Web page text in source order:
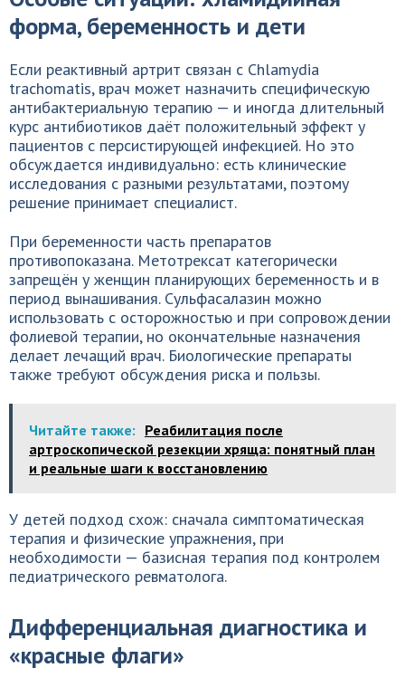
форма, беременность и дети
Если реактивный артрит связан с Chlamydia
trachomatis, врач может назначить специфическую
антибактериальную терапию — и иногда длительный
курс антибиотиков даёт положительный эффект у
пациентов с персистирующей инфекцией. Но это
обсуждается индивидуально: есть клинические
исследования с разными результатами, поэтому
решение принимает специалист.
При беременности часть препаратов
противопоказана. Метотрексат категорически
запрещён у женщин планирующих беременность и в
период вынашивания. Сульфасалазин можно
использовать с осторожностью и при сопровождении
фолиевой терапии, но окончательные назначения
делает лечащий врач. Биологические препараты
также требуют обсуждения риска и пользы.
Читайте также: Реабилитация после
артроскопической резекции хряща: понятный план
и реальные шаги к восстановлению
У детей подход схож: сначала симптоматическая
терапия и физические упражнения, при
необходимости — базисная терапия под контролем
педиатрического ревматолога.
Дифференциальная диагностика и
«красные флаги»